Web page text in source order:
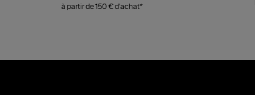
à partir de 150 € d'achat*